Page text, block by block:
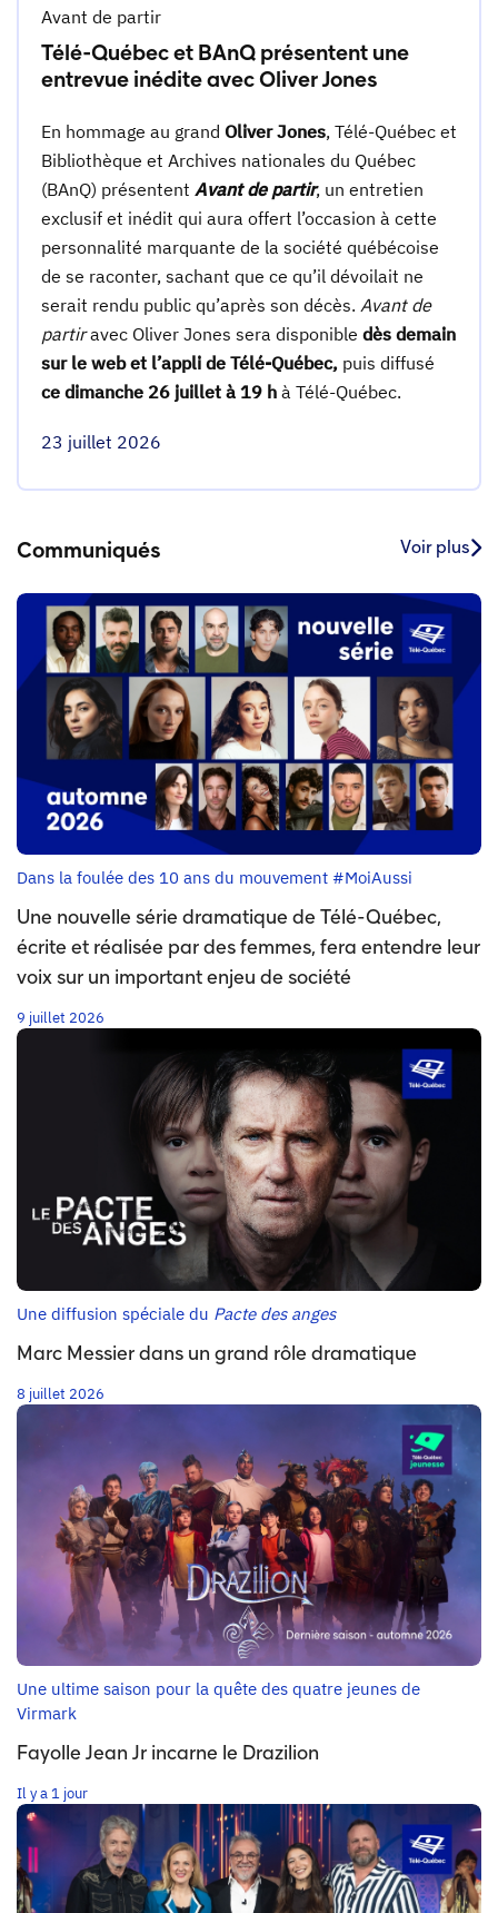
Avant de partir
Télé-Québec et BAnQ présentent une
entrevue inédite avec Oliver Jones
En hommage au grand Oliver Jones, Télé-Québec et
Bibliothèque et Archives nationales du Québec
(BAnQ) présentent Avant de partir, un entretien
exclusif et inédit qui aura offert l’occasion à cette
personnalité marquante de la société québécoise
de se raconter, sachant que ce qu’il dévoilait ne
serait rendu public qu’après son décès. Avant de
partiravec Oliver Jones sera disponible dès demain
sur le web et l’appli de Télé-Québec, puis diffusé
ce dimanche 26 juillet à 19 h à Télé-Québec.
23 juillet 2026
Communiqués Voir plus
Dans la foulée des 10 ans du mouvement #MoiAussi
Une nouvelle série dramatique de Télé-Québec,
écrite et réalisée par des femmes, fera entendre leur
voix sur un important enjeu de société
9 juillet 2026
Une diffusion spéciale du Pacte des anges
Marc Messier dans un grand rôle dramatique
8 juillet 2026
Une ultime saison pour la quête des quatre jeunes de
Virmark
Fayolle Jean Jr incarne le Drazilion
Il y a 1 jour